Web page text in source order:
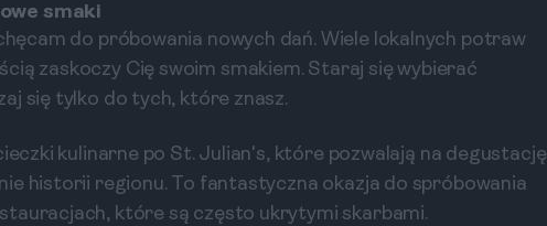
smaki
do próbowania nowych dań. Wiele lokalnych potraw
zaskoczy Cię swoim smakiem. Staraj się wybierać
się tylko do tych, które znasz.
kulinarne po St. Julian's, które pozwalają na degustację
historii regionu. To fantastyczna okazja do spróbowania
które są często ukrytymi skarbami.